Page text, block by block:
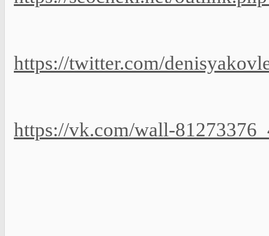
https://twitter.com/
https://vk.com/wall-